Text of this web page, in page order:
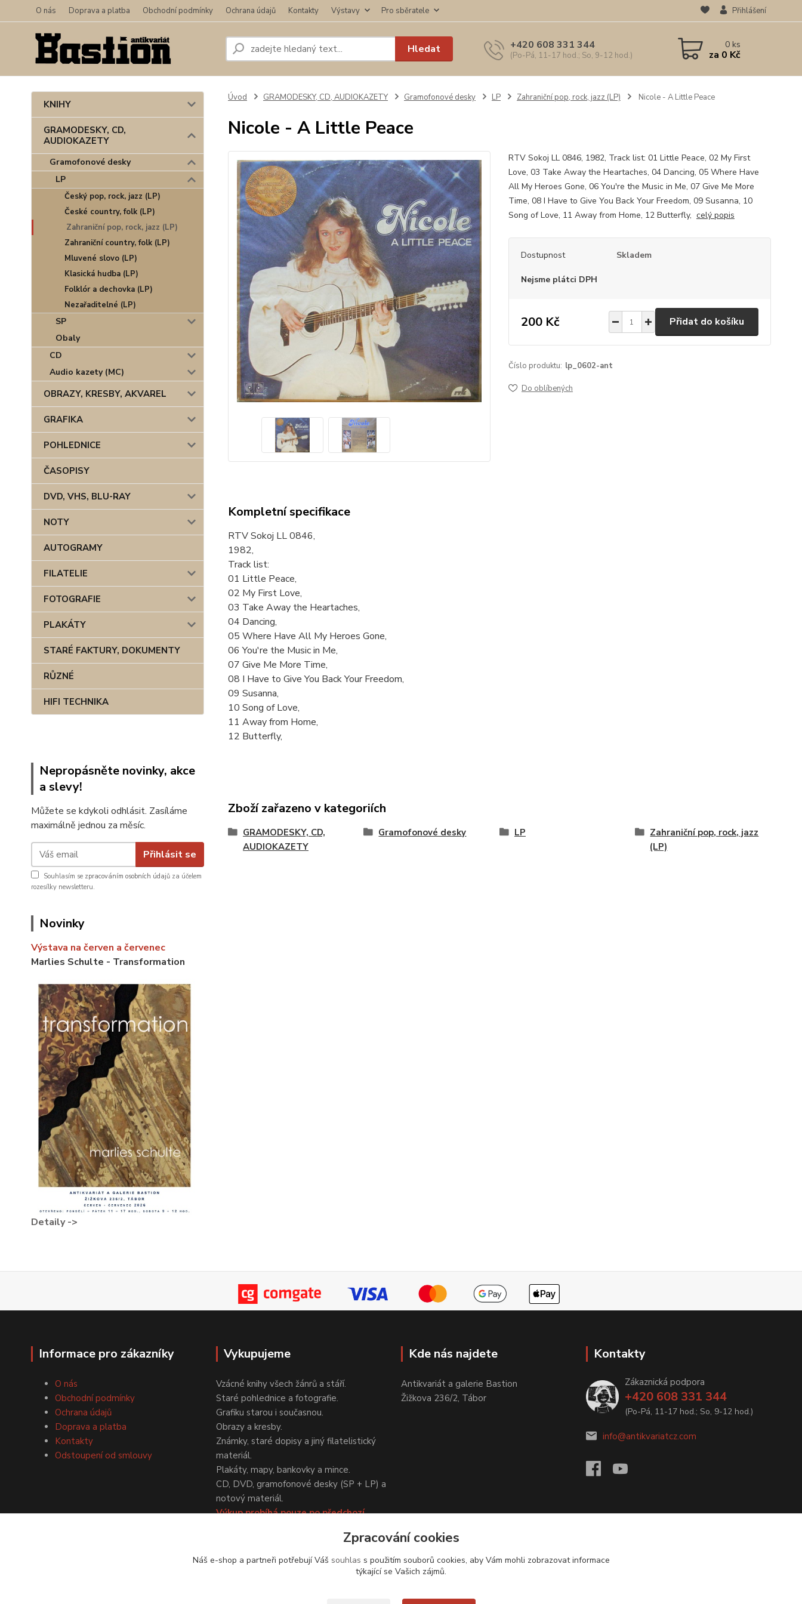
O nás Doprava a platba Obchodní podmínky Ochrana údajů Kontakty Výstavy Pro sběratele Přihlášení
Hledat +420 608 331 344
(Po-Pá, 11-17 hod.; So, 9-12 hod.)
0ks
za 0 Kč
KNIHY
GRAMODESKY, CD,
AUDIOKAZETY
Gramofonové desky
LP
Český pop, rock, jazz (LP)
České country, folk (LP)
Zahraniční pop, rock, jazz (LP)
Zahraniční country, folk (LP)
Mluvené slovo (LP)
Klasická hudba (LP)
Folklór a dechovka (LP)
Nezařaditelné (LP)
SP
Obaly
CD
Audio kazety (MC)
OBRAZY, KRESBY, AKVAREL
GRAFIKA
POHLEDNICE
ČASOPISY
DVD, VHS, BLU-RAY
NOTY
AUTOGRAMY
FILATELIE
FOTOGRAFIE
PLAKÁTY
STARÉ FAKTURY, DOKUMENTY
RŮZNÉ
HIFI TECHNIKA
Nepropásněte novinky, akce
a slevy!
Můžete se kdykoli odhlásit. Zasíláme
maximálně jednou za měsíc.
Přihlásit se
Souhlasím se zpracováním osobních údajů za účelem
rozesílky newsletteru.
Novinky
Výstava na červen a červenec
Marlies Schulte - Transformation
Detaily ->
Úvod GRAMODESKY, CD, AUDIOKAZETY Gramofonové desky LP Zahraniční pop, rock, jazz (LP) Nicole - A Little Peace
Nicole - A Little Peace
RTV Sokoj LL 0846, 1982, Track list: 01 Little Peace, 02 My First
Love, 03 Take Away the Heartaches, 04 Dancing, 05 Where Have
All My Heroes Gone, 06 You're the Music in Me, 07 Give Me More
Time, 08 I Have to Give You Back Your Freedom, 09 Susanna, 10
Song of Love, 11 Away from Home, 12 Butterfly, celý popis
Dostupnost Skladem
Nejsme plátci DPH
200 Kč Přidat do košíku
Číslo produktu: lp_0602-ant
Do oblíbených
Kompletní specifikace
RTV Sokoj LL 0846,
1982,
Track list:
01 Little Peace,
02 My First Love,
03 Take Away the Heartaches,
04 Dancing,
05 Where Have All My Heroes Gone,
06 You're the Music in Me,
07 Give Me More Time,
08 I Have to Give You Back Your Freedom,
09 Susanna,
10 Song of Love,
11 Away from Home,
12 Butterfly,
Zboží zařazeno v kategoriích
GRAMODESKY, CD,
AUDIOKAZETY
Gramofonové desky LP
Zahraniční pop, rock, jazz
(LP)
Informace pro zákazníky
O nás
Obchodní podmínky
Ochrana údajů
Doprava a platba
Kontakty
Odstoupení od smlouvy
Vykupujeme
Vzácné knihy všech žánrů a stáří.
Staré pohlednice a fotografie.
Grafiku starou i současnou.
Obrazy a kresby.
Známky, staré dopisy a jiný filatelistický
materiál.
Plakáty, mapy, bankovky a mince.
CD, DVD, gramofonové desky (SP + LP) a
notový materiál.
Výkup probíhá pouze po předchozí
Kde nás najdete
Antikvariát a galerie Bastion
Žižkova 236/2, Tábor
Kontakty
Zákaznická podpora
+420 608 331 344
(Po-Pá, 11-17 hod.; So, 9-12 hod.)
info@antikvariatcz.com
Zpracování cookies
Náš e-shop a partneři potřebují Váš souhlas s použitím souborů cookies, aby Vám mohli zobrazovat informace
týkající se Vašich zájmů.